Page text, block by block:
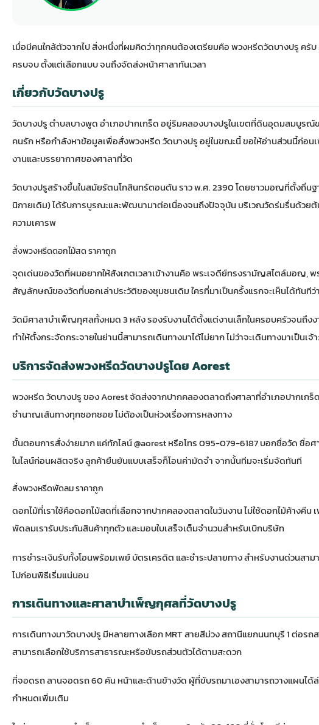
เมื่อมีคนใกล้ตัวจากไป สิ่งหนึ่งที่ผมคิดว่าทุกคนต้องเตรียมคือ พวงหรีดวัดบางปรู ครับ
ครบจบ ตั้งแต่เลือกแบบ จนถึงจัดส่งหน้าศาลาทันเวลา
เกี่ยวกับวัดบางปรู
วัดบางปรู ตำบลบางพูด อำเภอปากเกร็ด อยู่ริมคลองบางปรูในเขตที่ดินอุดมสมบูรณ์
คนรัก หรือกำลังหาข้อมูลเพื่อสั่งพวงหรีด วัดบางปรู อยู่ในขณะนี้ ขอให้อ่านส่วนนี้ก่อน
งานและบรรยากาศของศาลาที่วัด
วัดบางปรูสร้างขึ้นในสมัยรัตนโกสินทร์ตอนต้น ราว พ.ศ. 2390 โดยชาวมอญที่ตั้งถิ่น
นิกายเดิม) ได้รับการบูรณะและพัฒนามาต่อเนื่องจนถึงปัจจุบัน บริเวณวัดร่มรื่นด้วยต้
ความเคารพ
สั่งพวงหรีดดอกไม้สด ราคาถูก
จุดเด่นของวัดที่ผมอยากให้สังเกตเวลาเข้างานคือ พระเจดีย์ทรงรามัญสไตล์มอญ,
สัญลักษณ์ของวัดที่บอกเล่าประวัติของชุมชนเดิม ใครที่มาเป็นครั้งแรกจะเห็นได้ทันทีว่
วัดมีศาลาบำเพ็ญกุศลทั้งหมด 3 หลัง รองรับงานได้ตั้งแต่งานเล็กในครอบครัวจนถึง
ทำให้ตั้งกระจัดกระจายในย่านนี้สามารถเดินทางมาได้ไม่ยาก ไม่ว่าจะเดินทางมาเป็น
บริการจัดส่งพวงหรีดวัดบางปรูโดย Aorest
พวงหรีด วัดบางปรู ของ Aorest จัดส่งจากปากคลองตลาดถึงศาลาที่อำเภอปากเกร็ด
ชำนาญเส้นทางทุกซอกซอย ไม่ต้องเป็นห่วงเรื่องการหลงทาง
ขั้นตอนการสั่งง่ายมาก แค่ทักไลน์ @aorest หรือโทร 095-079-6187 บอกชื่อวัด ชื่อ
ในไลน์ก่อนผลิตจริง ลูกค้ายืนยันแบบเสร็จก็โอนค่ามัดจำ จากนั้นทีมจะเริ่มจัดทันที
สั่งพวงหรีดพัดลม ราคาถูก
ดอกไม้ที่เราใช้คือดอกไม้สดที่เลือกจากปากคลองตลาดในวันงาน ไม่ใช้ดอกไม้ค้าง
พัดลมเรารับประกันสินค้าทุกตัว และมอบใบเสร็จเต็มจำนวนสำหรับเบิกบริษัท
การชำระเงินรับทั้งโอนพร้อมเพย์ บัตรเครดิต และชำระปลายทาง สำหรับงานด่วนส
ไปก่อนพิธีเริ่มแน่นอน
การเดินทางและศาลาบำเพ็ญกุศลที่วัดบางปรู
การเดินทางมาวัดบางปรู มีหลายทางเลือก MRT สายสีม่วง สถานีแยกนนทบุรี 1 ต่อร
สามารถเลือกใช้บริการสาธารณะหรือขับรถส่วนตัวได้ตามสะดวก
ที่จอดรถ ลานจอดรถ 60 คัน หน้าและด้านข้างวัด ผู้ที่ขับรถมาเองสามารถวางแผนไ
กำหนดเพิ่มเติม